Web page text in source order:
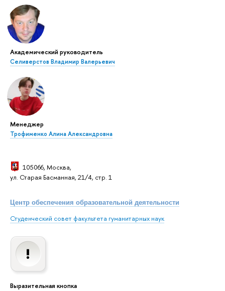
Академический руководитель
Селиверстов Владимир Валерьевич
Менеджер
Трофименко Алина Александровна
105066, Москва,
ул. Старая Басманная, 21/4, стр. 1
Центр обеспечения образовательной деятельности
Студенческий совет факультета гуманитарных наук
Выразительная кнопка